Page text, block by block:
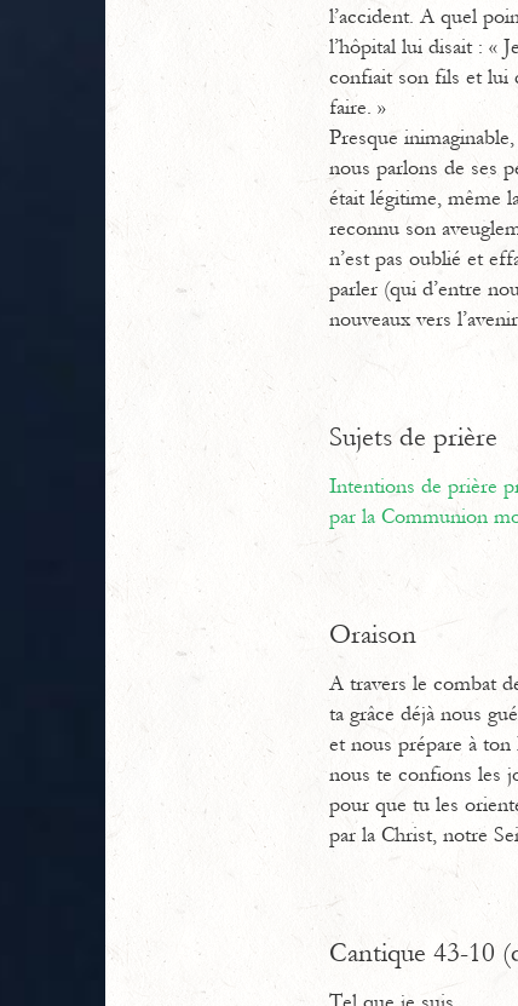
l’accident. A quel
l’hôpital lui disait : «
confiait son fils et lui
faire. »
Presque
nous parlons de ses
était légitime, même
reconnu son
n’est pas oublié et
parler (qui d’entre
nouveaux vers
Sujets de prière
Intentions de prière
par la Communion
Oraison
A travers le combat
ta grâce déjà nous
et nous prépare à ton
nous te confions les
pour que tu les
par la Christ, notre
Cantique 43-10